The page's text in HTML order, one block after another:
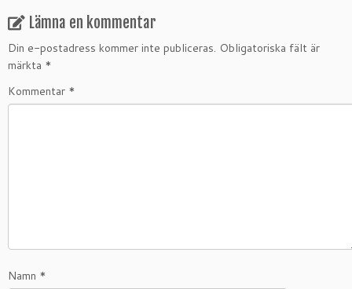
Lämna en kommentar
Din e-postadress kommer inte publiceras. Obligatoriska fält är
märkta *
Kommentar *
Namn *